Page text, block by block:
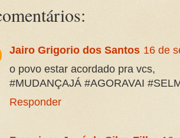
Jairo Grigorio dos Santos 16 de
o povo estar acordado pra vcs,
#MUDANÇAJÁ #AGORAVAI
Responder